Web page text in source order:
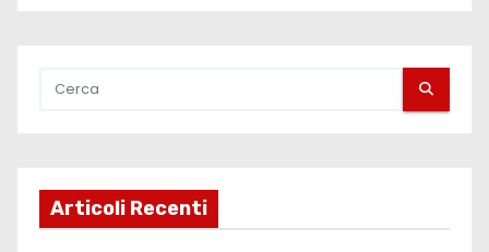
Articoli Recenti